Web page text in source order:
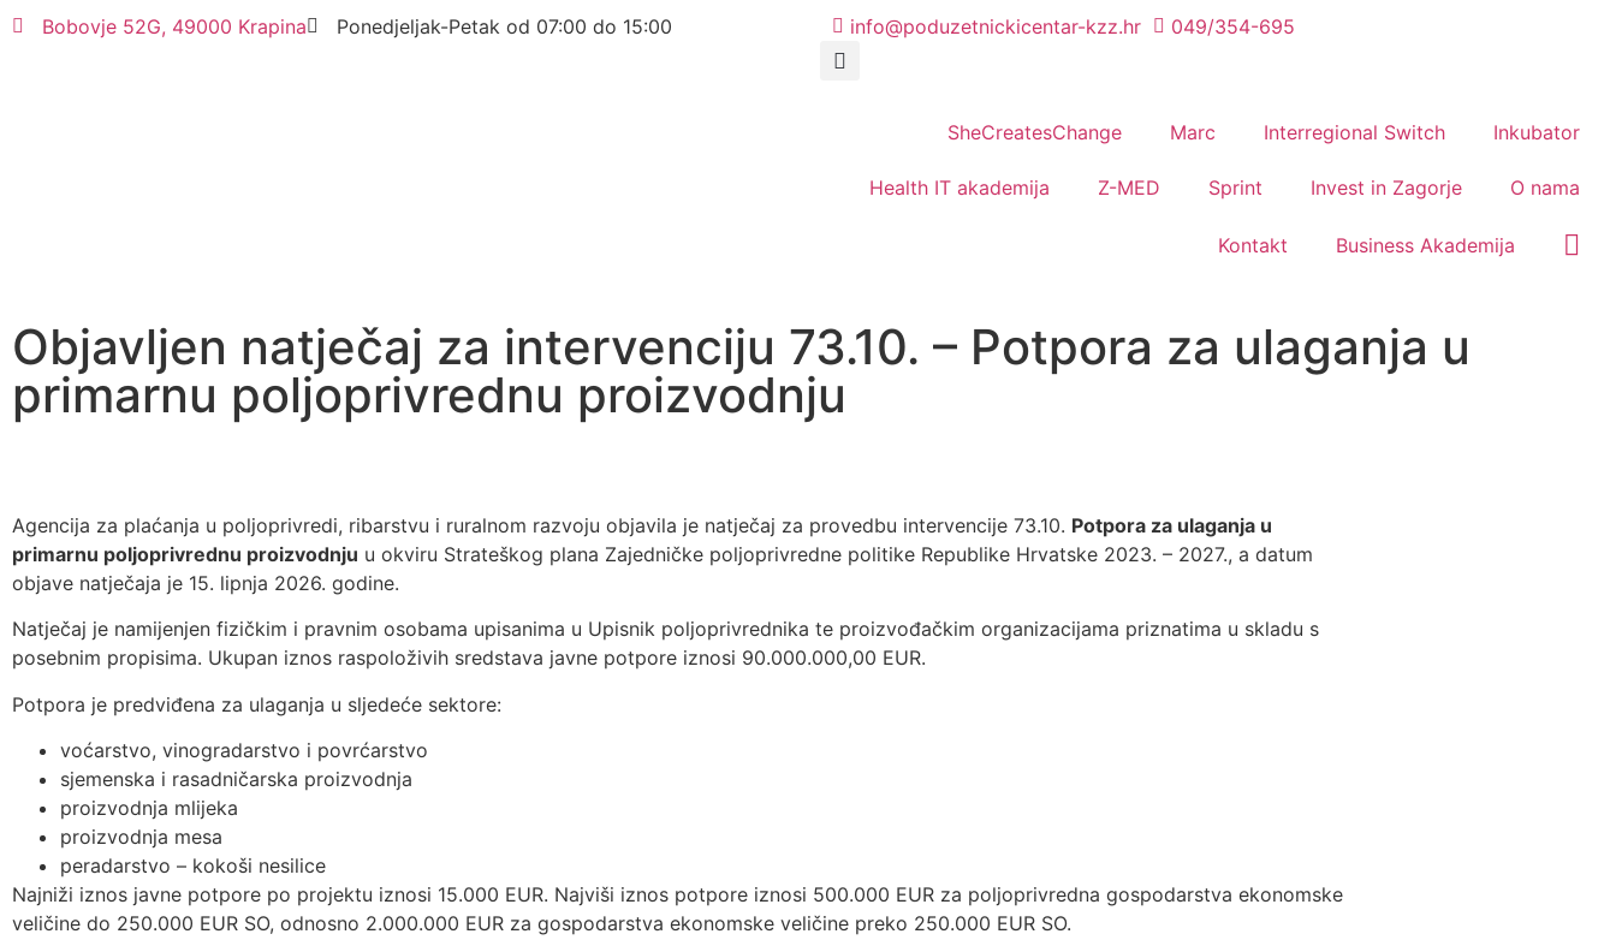
Bobovje 52G, 49000 Krapina Ponedjeljak-Petak od 07:00 do 15:00 info@poduzetnickicentar-kzz.hr 049/354-695
SheCreatesChange Marc Interregional Switch Inkubator
Health IT akademija Z-MED Sprint Invest in Zagorje O nama
Kontakt Business Akademija
Objavljen natječaj za intervenciju 73.10. – Potpora za ulaganja u
primarnu poljoprivrednu proizvodnju
Agencija za plaćanja u poljoprivredi, ribarstvu i ruralnom razvoju objavila je natječaj za provedbu intervencije 73.10. Potpora za ulaganja u
primarnu poljoprivrednu proizvodnju u okviru Strateškog plana Zajedničke poljoprivredne politike Republike Hrvatske 2023. – 2027., a datum
objave natječaja je 15. lipnja 2026. godine.
Natječaj je namijenjen fizičkim i pravnim osobama upisanima u Upisnik poljoprivrednika te proizvođačkim organizacijama priznatima u skladu s
posebnim propisima. Ukupan iznos raspoloživih sredstava javne potpore iznosi 90.000.000,00 EUR.
Potpora je predviđena za ulaganja u sljedeće sektore:
voćarstvo, vinogradarstvo i povrćarstvo
sjemenska i rasadničarska proizvodnja
proizvodnja mlijeka
proizvodnja mesa
peradarstvo – kokoši nesilice
Najniži iznos javne potpore po projektu iznosi 15.000 EUR. Najviši iznos potpore iznosi 500.000 EUR za poljoprivredna gospodarstva ekonomske
veličine do 250.000 EUR SO, odnosno 2.000.000 EUR za gospodarstva ekonomske veličine preko 250.000 EUR SO.